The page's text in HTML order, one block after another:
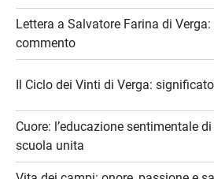
Lettera a Salvatore Farina di
commento
Il Ciclo dei Vinti di Verga:
Cuore: l’educazione sentimentale
scuola unita